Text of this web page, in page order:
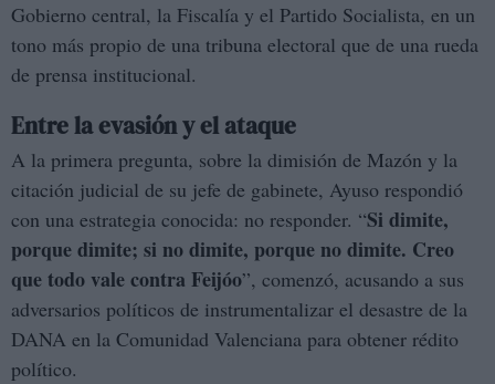
Gobierno central, la Fiscalía y el Partido Socialista, en un
tono más propio de una tribuna electoral que de una rueda
de prensa institucional.
Entre la evasión y el ataque
A la primera pregunta, sobre la dimisión de Mazón y la
citación judicial de su jefe de gabinete, Ayuso respondió
con una estrategia conocida: no responder. “Si dimite,
porque dimite; si no dimite, porque no dimite. Creo
que todo vale contra Feijóo”, comenzó, acusando a sus
adversarios políticos de instrumentalizar el desastre de la
DANA en la Comunidad Valenciana para obtener rédito
político.